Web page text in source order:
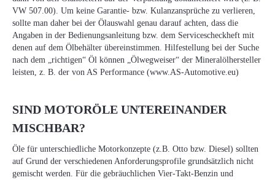
VW 507.00). Um keine Garantie- bzw. Kulanzansprüche zu verlieren,
sollte man daher bei der Ölauswahl genau darauf achten, dass die
Angaben in der Bedienungsanleitung bzw. dem Servicescheckheft mit
denen auf dem Ölbehälter übereinstimmen. Hilfestellung bei der Suche
nach dem „richtigen“ Öl können „Ölwegweiser“ der Mineralölhersteller
leisten, z. B. der von AS Performance (www.AS-Automotive.eu)
SIND MOTORÖLE UNTEREINANDER
MISCHBAR?
Öle für unterschiedliche Motorkonzepte (z.B. Otto bzw. Diesel) sollten
auf Grund der verschiedenen Anforderungsprofile grundsätzlich nicht
gemischt werden. Für die gebräuchlichen Vier-Takt-Benzin und